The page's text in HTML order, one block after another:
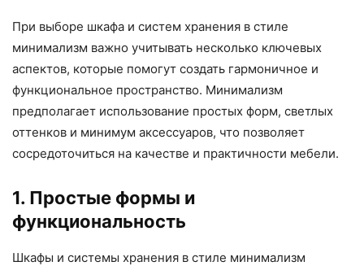
При выборе шкафа и систем хранения в стиле
минимализм важно учитывать несколько ключевых
аспектов, которые помогут создать гармоничное и
функциональное пространство. Минимализм
предполагает использование простых форм, светлых
оттенков и минимум аксессуаров, что позволяет
сосредоточиться на качестве и практичности мебели.
1. Простые формы и
функциональность
Шкафы и системы хранения в стиле минимализм